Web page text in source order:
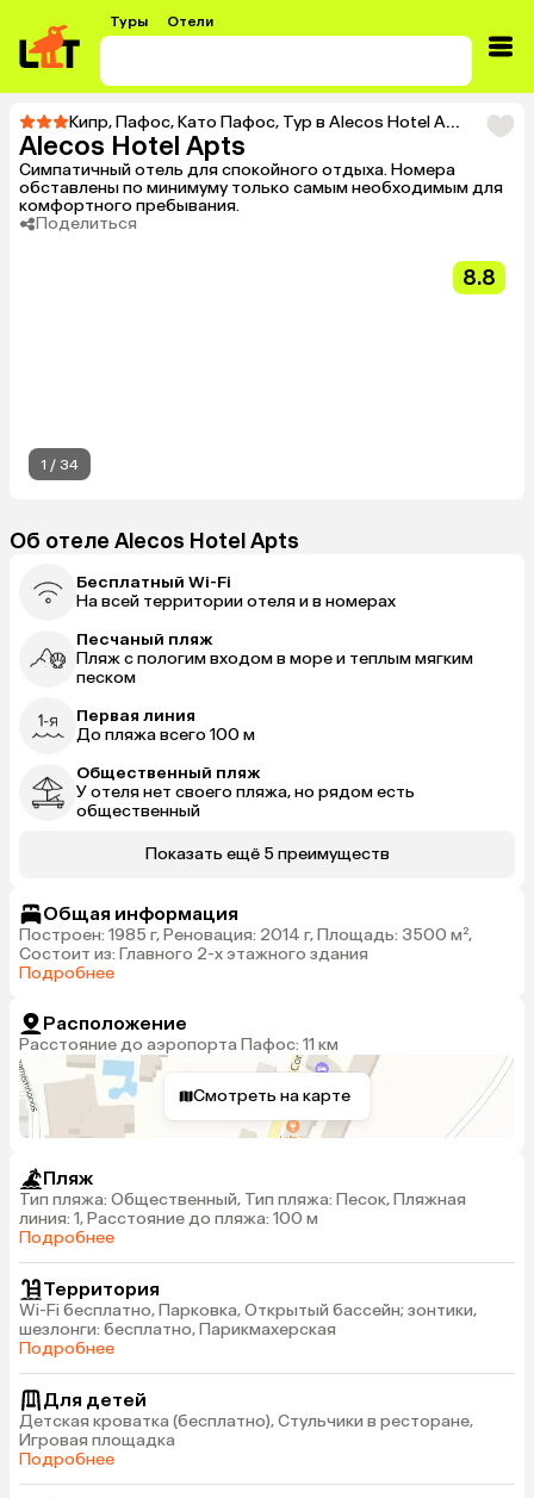
Туры Отели
Кипр,Пафос,Като Пафос, Тур в Alecos Hotel Apts
Alecos Hotel Apts
Симпатичный отель для спокойного отдыха. Номера
обставлены по минимуму только самым необходимым для
комфортного пребывания.
Поделиться
8.8
1 / 34
Об отеле Alecos Hotel Apts
Бесплатный Wi-Fi
На всей территории отеля и в номерах
Песчаный пляж
Пляж с пологим входом в море и теплым мягким
песком
Первая линия
До пляжа всего 100 м
Общественный пляж
У отеля нет своего пляжа, но рядом есть
общественный
Показать ещё 5 преимуществ
Общая информация
Построен: 1985 г, Реновация: 2014 г, Площадь: 3500 м²,
Состоит из: Главного 2-х этажного здания
Подробнее
Расположение
Расстояние до аэропорта Пафос: 11 км
Смотреть на карте
Пляж
Тип пляжа: Общественный, Тип пляжа: Песок, Пляжная
линия: 1, Расстояние до пляжа: 100 м
Подробнее
Территория
Wi-Fi бесплатно, Парковка, Открытый бассейн; зонтики,
шезлонги: бесплатно, Парикмахерская
Подробнее
Для детей
Детская кроватка (бесплатно), Стульчики в ресторане,
Игровая площадка
Подробнее